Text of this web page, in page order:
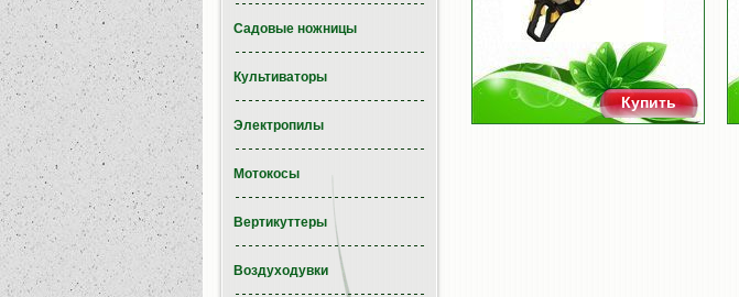
Купить
Садовые ножницы
Культиваторы
Электропилы
Мотокосы
Вертикуттеры
Воздуходувки